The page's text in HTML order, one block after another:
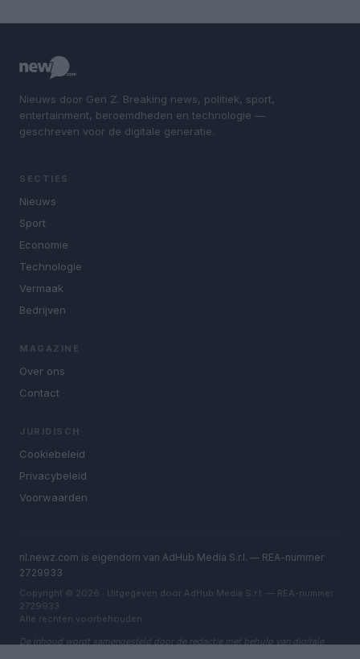
Nieuws door Gen Z. Breaking news, politiek, sport,
entertainment, beroemdheden en technologie —
geschreven voor de digitale generatie.
SECTIES
Nieuws
Sport
Economie
Technologie
Vermaak
Bedrijven
MAGAZINE
Over ons
Contact
JURIDISCH
Cookiebeleid
Privacybeleid
Voorwaarden
nl.newz.com is eigendom van AdHub Media S.r.l. — REA-nummer
2729933
Copyright © 2026 · Uitgegeven door AdHub Media S.r.l. — REA-nummer
2729933
Alle rechten voorbehouden
De inhoud wordt samengesteld door de redactie met behulp van digitale